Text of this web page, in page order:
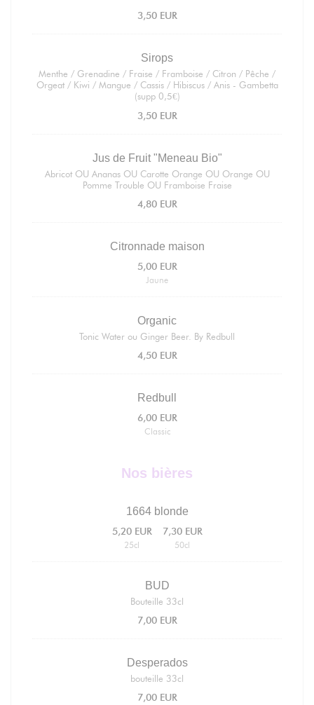
3,50 EUR
Sirops
Menthe / Grenadine / Fraise / Framboise / Citron / Pêche /
Orgeat / Kiwi / Mangue / Cassis / Hibiscus / Anis - Gambetta
(supp 0,5€)
3,50 EUR
Jus de Fruit "Meneau Bio"
Abricot OU Ananas OU Carotte Orange OU Orange OU
Pomme Trouble OU Framboise Fraise
4,80 EUR
Citronnade maison
5,00 EUR
Jaune
Organic
Tonic Water ou Ginger Beer. By Redbull
4,50 EUR
Redbull
6,00 EUR
Classic
Nos bières
1664 blonde
5,20 EUR
25cl
7,30 EUR
50cl
BUD
Bouteille 33cl
7,00 EUR
Desperados
bouteille 33cl
7,00 EUR